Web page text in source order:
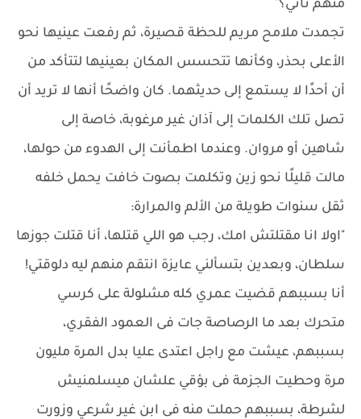
منهم تاني؟"
تجمدت ملامح مريم للحظة قصيرة، ثم رفعت عينيها نحو
الأعلى بحذر، وكأنها تتحسس المكان بعينيها لتتأكد من
أن أحدًا لا يستمع إلى حديثهما. كان واضحًا أنها لا تريد أن
تصل تلك الكلمات إلى آذان غير مرغوبة، خاصة إلى
شاهين أو مروان. وعندما اطمأنت إلى الهدوء من حولها،
مالت قليلًا نحو زين وتكلمت بصوت خافت يحمل خلفه
ثقل سنوات طويلة من الألم والمرارة:
"اولا انا مقتلتش امك، رجب هو اللي قتلها، أنا قتلت جوزها
سلطان، وبعدين بتسألني عايزة انتقم منهم ليه دلوقتي!
أنا بسببهم قضيت عمري كله مشلولة على كرسي
متحرك بعد ما الرصاصة جات فى العمود الفقري،
بسببهم، عيشت مع راجل اعتدى عليا بدل المرة مليون
مرة وحطيت الجزمة فى بؤقي علشان ميسلمنيش
لشرطة، بسببهم حملت منه فى ابن غير شرعي وزورت